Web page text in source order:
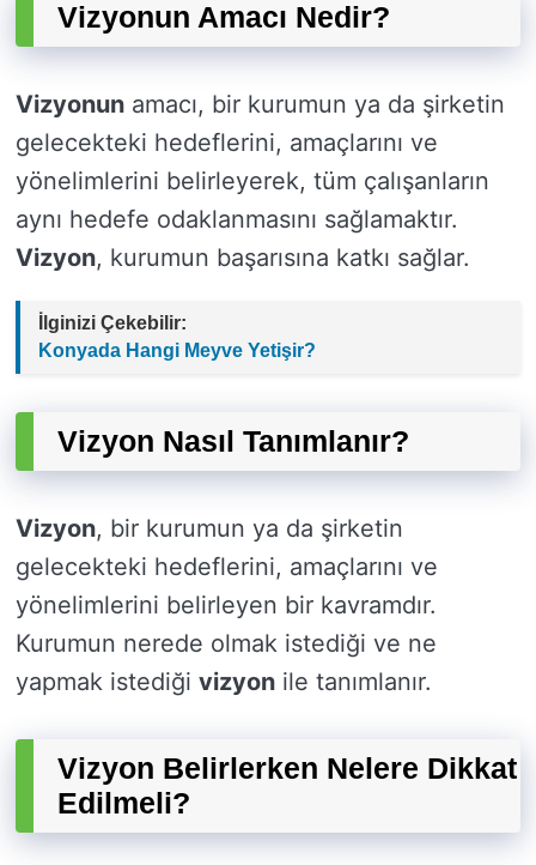
Vizyonun Amacı Nedir?
Vizyonun amacı, bir kurumun ya da şirketin
gelecekteki hedeflerini, amaçlarını ve
yönelimlerini belirleyerek, tüm çalışanların
aynı hedefe odaklanmasını sağlamaktır.
Vizyon, kurumun başarısına katkı sağlar.
İlginizi Çekebilir:
Konyada Hangi Meyve Yetişir?
Vizyon Nasıl Tanımlanır?
Vizyon, bir kurumun ya da şirketin
gelecekteki hedeflerini, amaçlarını ve
yönelimlerini belirleyen bir kavramdır.
Kurumun nerede olmak istediği ve ne
yapmak istediği vizyon ile tanımlanır.
Vizyon Belirlerken Nelere Dikkat
Edilmeli?